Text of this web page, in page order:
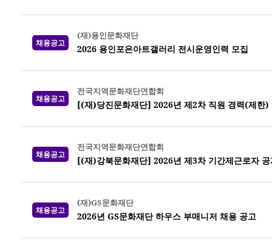
채용공고
(재)용인문화재단
2026 용인포은아트갤러리 전시운영인력 모집
채용공고
전국지역문화재단연합회
[(재)당진문화재단] 2026년 제2차 직원 경력(제한)
채용공고
전국지역문화재단연합회
[(재)강북문화재단] 2026년 제3차 기간제근로자
채용공고
(재)GS문화재단
2026년 GS문화재단 하우스 부매니저 채용 공고